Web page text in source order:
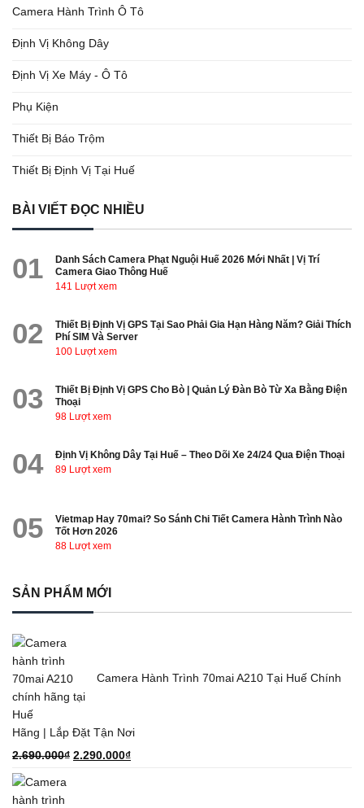
Camera Hành Trình Ô Tô
Định Vị Không Dây
Định Vị Xe Máy - Ô Tô
Phụ Kiện
Thiết Bị Báo Trộm
Thiết Bị Định Vị Tại Huế
BÀI VIẾT ĐỌC NHIỀU
01
Danh Sách Camera Phạt Nguội Huế 2026 Mới Nhất | Vị Trí
Camera Giao Thông Huế
141 Lượt xem
02
Thiết Bị Định Vị GPS Tại Sao Phải Gia Hạn Hàng Năm? Giải Thích
Phí SIM Và Server
100 Lượt xem
03
Thiết Bị Định Vị GPS Cho Bò | Quản Lý Đàn Bò Từ Xa Bằng Điện
Thoại
98 Lượt xem
04
Định Vị Không Dây Tại Huế – Theo Dõi Xe 24/24 Qua Điện Thoại
89 Lượt xem
05
Vietmap Hay 70mai? So Sánh Chi Tiết Camera Hành Trình Nào
Tốt Hơn 2026
88 Lượt xem
SẢN PHẨM MỚI
Camera Hành Trình 70mai A210 Tại Huế Chính
Hãng | Lắp Đặt Tận Nơi
2.690.000₫ Giá
2.290.000₫Giá